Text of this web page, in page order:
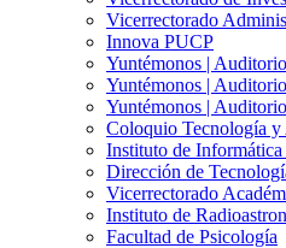
Vicerrectorado
Innova PUCP
Yuntémonos |
Yuntémonos |
Yuntémonos |
Coloquio Tecnología
Instituto de
Dirección de
Vicerrectorado
Instituto de
Facultad de Psicología